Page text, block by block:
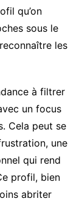
qu’on
sous le
les
à filtrer
un focus
Cela peut se
une
qui rend
profil, bien
abriter